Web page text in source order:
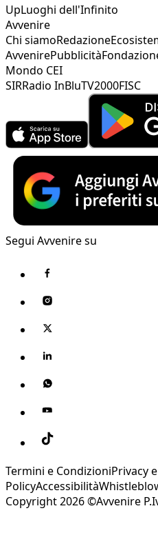
UpLuoghi dell'Infinito
Avvenire
Chi siamoRedazione
AvvenirePubblicità
Mondo CEI
SIRRadio InBluTV2000FISC
Segui Avvenire su
Termini e CondizioniPrivacy
PolicyAccessibilità
Copyright 2026 ©Avvenire